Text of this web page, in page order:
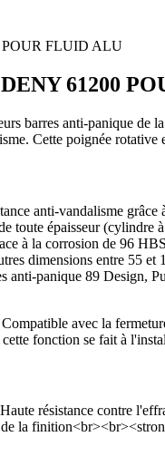
61200
barres anti-panique de
Cette poignée
anti-vandalisme
toute épaisseur
à la corrosion de 96
dimensions entre 55
anti-panique 89 Design,
avec la
fonction se fait à
résistance contre
la